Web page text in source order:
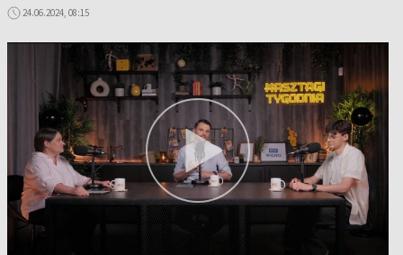
24.06.2024, 08:15